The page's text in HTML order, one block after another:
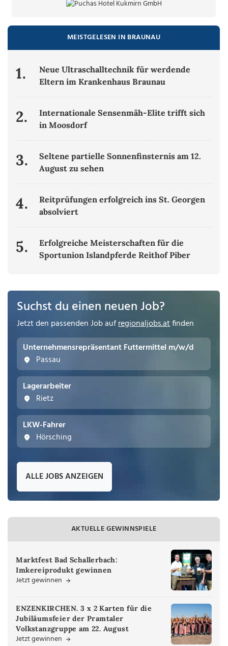
MEISTGELESEN IN BRAUNAU
1.
Neue Ultraschalltechnik für werdende
Eltern im Krankenhaus Braunau
2.
Internationale Sensenmäh-Elite trifft sich
in Moosdorf
3.
Seltene partielle Sonnenfinsternis am 12.
August zu sehen
4.
Reitprüfungen erfolgreich ins St. Georgen
absolviert
5.
Erfolgreiche Meisterschaften für die
Sportunion Islandpferde Reithof Piber
Suchst du einen neuen Job?
Jetzt den passenden Job aufregionaljobs.atfinden
Unternehmensrepräsentant Futtermittel m/w/d
Passau
Lagerarbeiter
Rietz
LKW-Fahrer
Hörsching
ALLE JOBS ANZEIGEN
AKTUELLE GEWINNSPIELE
Marktfest Bad Schallerbach:
Imkereiprodukt gewinnen
Jetzt gewinnen
ENZENKIRCHEN. 3 x 2 Karten für die
Jubiläumsfeier der Pramtaler
Volkstanzgruppe am 22. August
Jetzt gewinnen